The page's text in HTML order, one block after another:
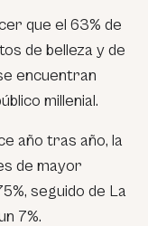
que el 63% de
de belleza y de
encuentran
millenial.
año tras año, la
de mayor
seguido de La
7%.